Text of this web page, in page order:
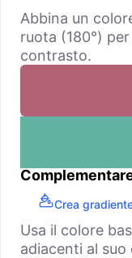
Abbina un
ruota (180°)
contrasto.
Crea
Usa il colore
adiacenti al